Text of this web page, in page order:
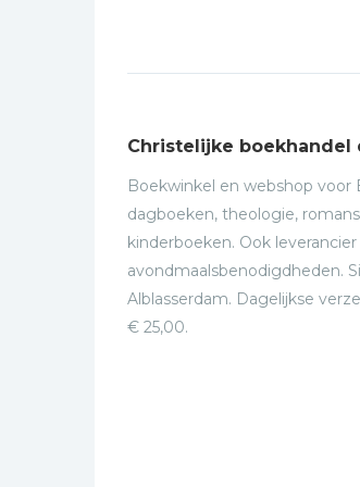
Christelijke boekhandel
Boekwinkel en webshop voor
dagboeken, theologie,
kinderboeken. Ook leverancier
avondmaalsbenodigdheden.
Alblasserdam. Dagelijkse
€ 25,00.